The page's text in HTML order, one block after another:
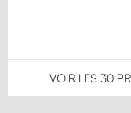
VOIR LES 30